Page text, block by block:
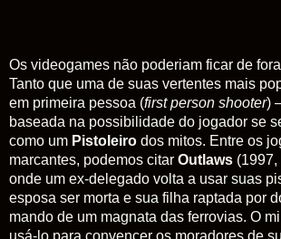
Os videogames não poderiam ficar de
Tanto que uma de suas vertentes mais
em primeira pessoa (first person shooter)
baseada na possibilidade do jogador se
como um Pistoleiro dos mitos. Entre os
marcantes, podemos citar Outlaws (1997,
onde um ex-delegado volta a usar suas
esposa ser morta e sua filha raptada por
mando de um magnata das ferrovias. O